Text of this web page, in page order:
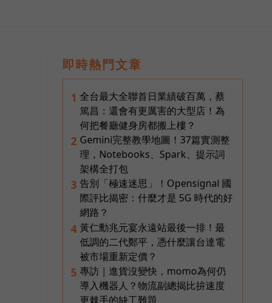
即時熱門文章
1 全台最大全聯首日業績破百萬，蔡
篤昌：還會有更厲害的大型店！為
何把餐廳健身房都搬上樓？
2 Gemini完整教學地圖！37篇實測整
理，Notebooks、Spark、提示詞
架構全打包
3 告別「極速迷思」！Opensignal 國
際評比揭密：什麼才是 5G 時代的好
網路？
4 黃仁勳兆元宴永遠站最後一排！最
低調的二代鄭平，憑什麼讓台達電
被市場重新定價？
5 專訪｜進貨沒變快，momo為何仍
導入機器人？物流副總揭比拚速度
更棘手的缺工難題